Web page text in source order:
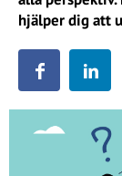
hjälper dig att